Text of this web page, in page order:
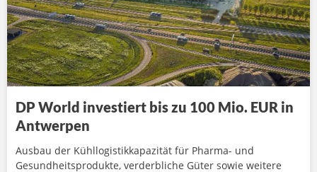
DP World investiert bis zu 100 Mio. EUR in
Antwerpen
Ausbau der Kühllogistikkapazität für Pharma- und
Gesundheitsprodukte, verderbliche Güter sowie weitere